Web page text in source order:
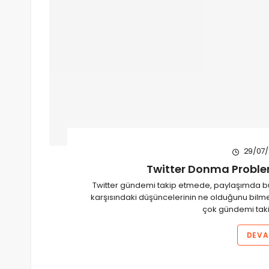
29/
Twitter Donma
Twitter gündemi takip etmede, paylaşımda
karşısındaki düşüncelerinin ne olduğunu
çok gündemi